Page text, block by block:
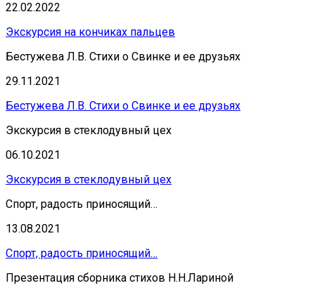
22.02.2022
Экскурсия на кончиках пальцев
Бестужева Л.В. Стихи о Свинке и ее друзьях
29.11.2021
Бестужева Л.В. Стихи о Свинке и ее друзьях
Экскурсия в стеклодувный цех
06.10.2021
Экскурсия в стеклодувный цех
Спорт, радость приносящий…
13.08.2021
Спорт, радость приносящий…
Презентация сборника стихов Н.Н.Лариной